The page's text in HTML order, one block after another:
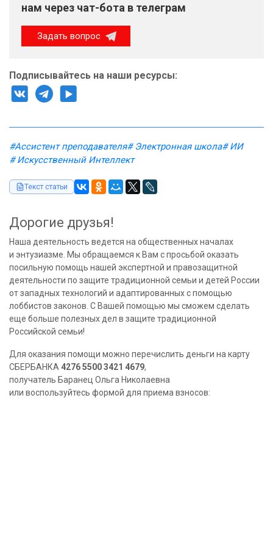
нам через чат-бота в телеграм
Задать вопрос
Подписывайтесь на наши ресурсы:
#Ассистент преподавателя# Электронная школа# ИИ
# Искусственный Интеллект
Текст статьи
Дорогие друзья!
Наша деятельность ведется на общественных началах
и энтузиазме. Мы обращаемся к Вам с просьбой оказать
посильную помощь нашей экспертной и правозащитной
деятельности по защите традиционной семьи и детей России
от западных технологий и адаптированных с помощью
лоббистов законов. С Вашей помощью мы сможем сделать
еще больше полезных дел в защите традиционной
Российской семьи!
Для оказания помощи можно перечислить деньги на карту
СБЕРБАНКА 4276 5500 3421 4679,
получатель Баранец Ольга Николаевна
или воспользуйтесь формой для приема взносов: